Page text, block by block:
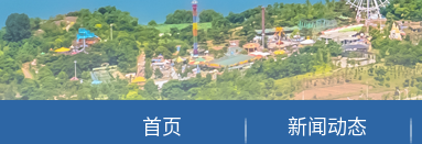
首页 新闻动态